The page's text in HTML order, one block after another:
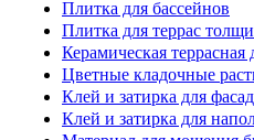
Плитка для бассейнов
Плитка для террас
Керамическая террасная
Цветные кладочные
Клей и затирка для
Клей и затирка для